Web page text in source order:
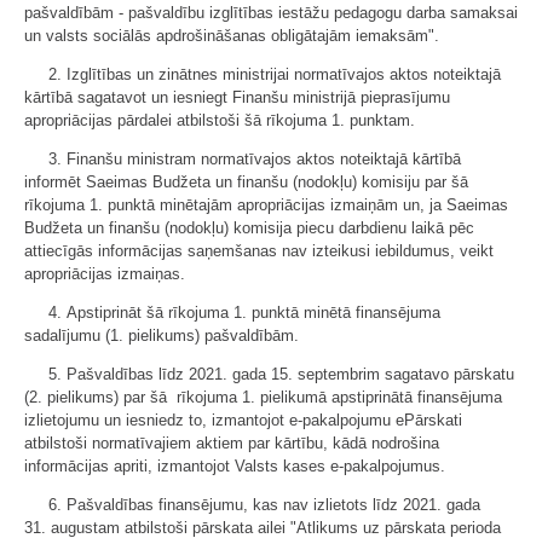
pašvaldībām - pašvaldību izglītības iestāžu pedagogu darba samaksai
un valsts sociālās apdrošināšanas obligātajām iemaksām".
2. Izglītības un zinātnes ministrijai normatīvajos aktos noteiktajā
kārtībā sagatavot un iesniegt Finanšu ministrijā pieprasījumu
apropriācijas pārdalei atbilstoši šā rīkojuma 1. punktam.
3. Finanšu ministram normatīvajos aktos noteiktajā kārtībā
informēt Saeimas Budžeta un finanšu (nodokļu) komisiju par šā
rīkojuma 1. punktā minētajām apropriācijas izmaiņām un, ja Saeimas
Budžeta un finanšu (nodokļu) komisija piecu darbdienu laikā pēc
attiecīgās informācijas saņemšanas nav izteikusi iebildumus, veikt
apropriācijas izmaiņas.
4. Apstiprināt šā rīkojuma 1. punktā minētā finansējuma
sadalījumu (1. pielikums) pašvaldībām.
5. Pašvaldības līdz 2021. gada 15. septembrim sagatavo pārskatu
(2. pielikums) par šā rīkojuma 1. pielikumā apstiprinātā finansējuma
izlietojumu un iesniedz to, izmantojot e-pakalpojumu ePārskati
atbilstoši normatīvajiem aktiem par kārtību, kādā nodrošina
informācijas apriti, izmantojot Valsts kases e-pakalpojumus.
6. Pašvaldības finansējumu, kas nav izlietots līdz 2021. gada
31. augustam atbilstoši pārskata ailei "Atlikums uz pārskata perioda